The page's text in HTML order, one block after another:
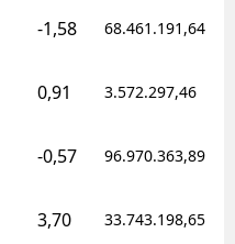
-1,58 68.461.191,64
0,91 3.572.297,46
-0,57 96.970.363,89
3,70 33.743.198,65